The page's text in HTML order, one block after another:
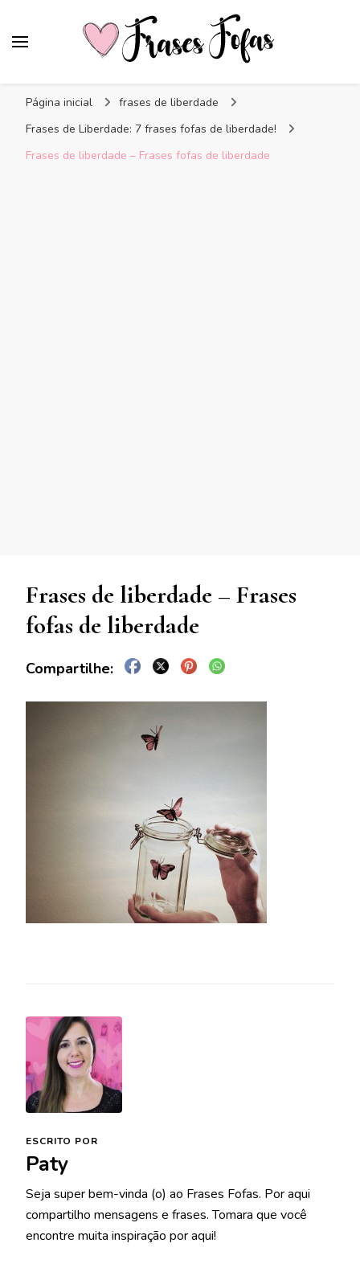
Página inicial
frases de liberdade
Frases de Liberdade: 7 frases fofas de liberdade!
Frases de liberdade – Frases fofas de liberdade
Frases de liberdade – Frases
fofas de liberdade
ESCRITO POR
Paty
Seja super bem-vinda (o) ao Frases Fofas. Por aqui
compartilho mensagens e frases. Tomara que você
encontre muita inspiração por aqui!